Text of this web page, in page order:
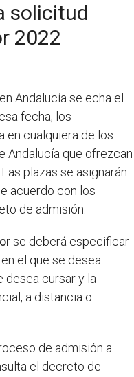
solicitud
2022
Andalucía se echa el
fecha, los
en cualquiera de los
Andalucía que ofrezcan
plazas se asignarán
acuerdo con los
de admisión.
se deberá especificar
en el que se desea
desea cursar y la
a distancia o
de admisión a
el decreto de